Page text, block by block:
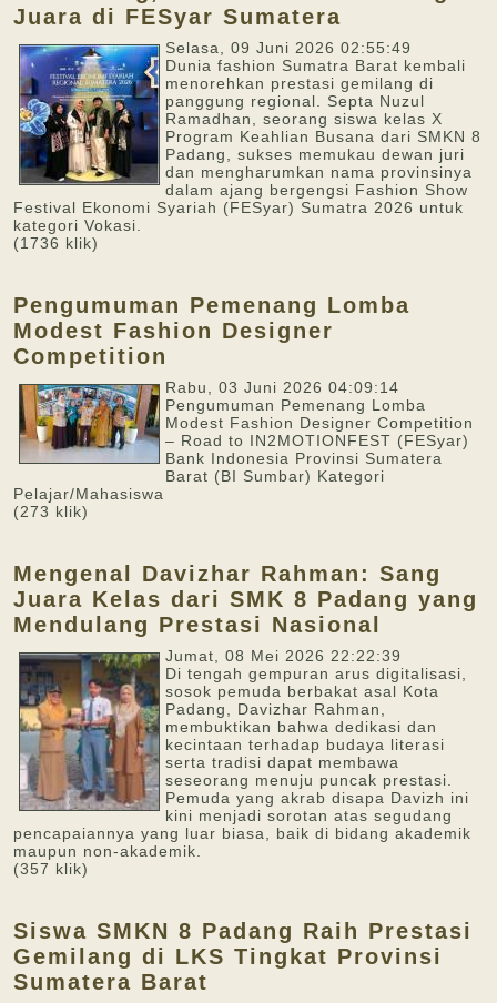
Juara di FESyar Sumatera
Selasa, 09 Juni 2026 02:55:49
Dunia fashion Sumatra Barat kembali
menorehkan prestasi gemilang di
panggung regional. Septa Nuzul
Ramadhan, seorang siswa kelas X
Program Keahlian Busana dari SMKN 8
Padang, sukses memukau dewan juri
dan mengharumkan nama provinsinya
dalam ajang bergengsi Fashion Show
Festival Ekonomi Syariah (FESyar) Sumatra 2026 untuk
kategori Vokasi.
(1736 klik)
Pengumuman Pemenang Lomba
Modest Fashion Designer
Competition
Rabu, 03 Juni 2026 04:09:14
Pengumuman Pemenang Lomba
Modest Fashion Designer Competition
– Road to IN2MOTIONFEST (FESyar)
Bank Indonesia Provinsi Sumatera
Barat (BI Sumbar) Kategori
Pelajar/Mahasiswa
(273 klik)
Mengenal Davizhar Rahman: Sang
Juara Kelas dari SMK 8 Padang yang
Mendulang Prestasi Nasional
Jumat, 08 Mei 2026 22:22:39
Di tengah gempuran arus digitalisasi,
sosok pemuda berbakat asal Kota
Padang, Davizhar Rahman,
membuktikan bahwa dedikasi dan
kecintaan terhadap budaya literasi
serta tradisi dapat membawa
seseorang menuju puncak prestasi.
Pemuda yang akrab disapa Davizh ini
kini menjadi sorotan atas segudang
pencapaiannya yang luar biasa, baik di bidang akademik
maupun non-akademik.
(357 klik)
Siswa SMKN 8 Padang Raih Prestasi
Gemilang di LKS Tingkat Provinsi
Sumatera Barat